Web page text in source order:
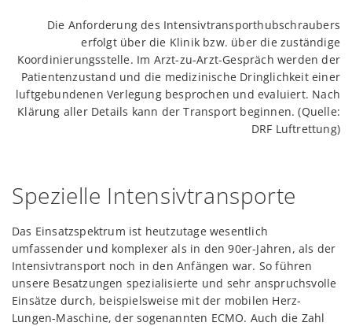
Die Anforderung des Intensivtransporthubschraubers
erfolgt über die Klinik bzw. über die zuständige
Koordinierungsstelle. Im Arzt-zu-Arzt-Gespräch werden der
Patientenzustand und die medizinische Dringlichkeit einer
luftgebundenen Verlegung besprochen und evaluiert. Nach
Klärung aller Details kann der Transport beginnen. (Quelle:
DRF Luftrettung)
Spezielle Intensivtransporte
Das Einsatzspektrum ist heutzutage wesentlich
umfassender und komplexer als in den 90er-Jahren, als der
Intensivtransport noch in den Anfängen war. So führen
unsere Besatzungen spezialisierte und sehr anspruchsvolle
Einsätze durch, beispielsweise mit der mobilen Herz-
Lungen-Maschine, der sogenannten ECMO. Auch die Zahl